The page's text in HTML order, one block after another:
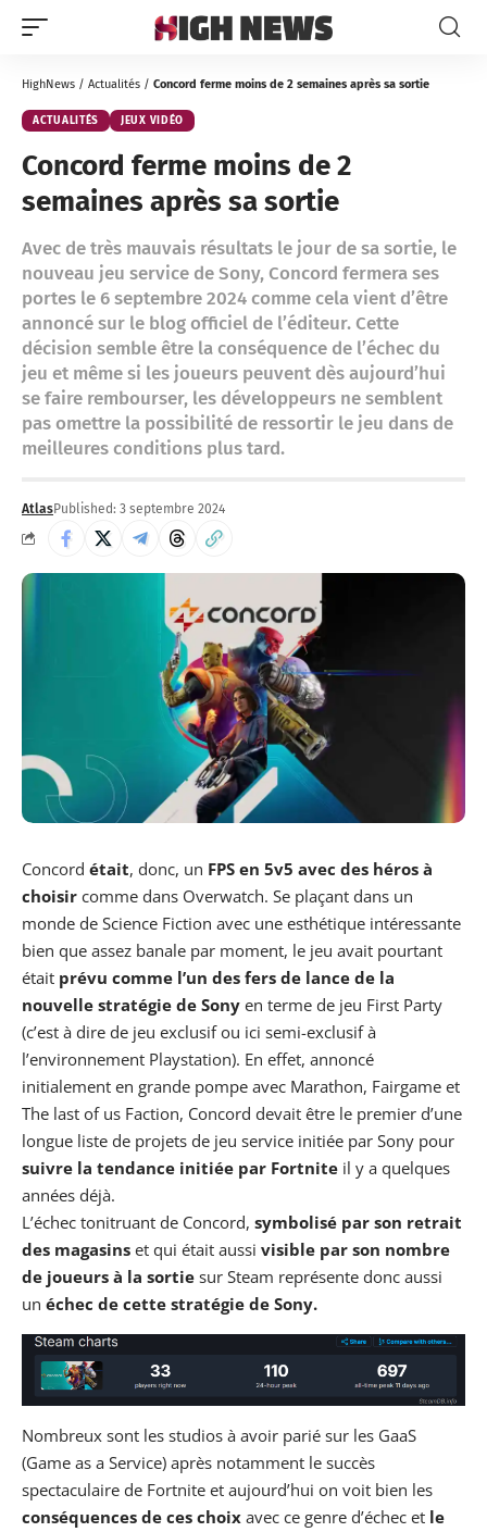
HighNews / Actualités / Concord ferme moins de 2 semaines après sa sortie
ACTUALITÉS JEUX VIDÉO
Concord ferme moins de 2
semaines après sa sortie
Avec de très mauvais résultats le jour de sa sortie, le
nouveau jeu service de Sony, Concord fermera ses
portes le 6 septembre 2024 comme cela vient d’être
annoncé sur le blog officiel de l’éditeur. Cette
décision semble être la conséquence de l’échec du
jeu et même si les joueurs peuvent dès aujourd’hui
se faire rembourser, les développeurs ne semblent
pas omettre la possibilité de ressortir le jeu dans de
meilleures conditions plus tard.
AtlasPublished: 3 septembre 2024
Concord était, donc, un FPS en 5v5 avec des héros à
choisir comme dans Overwatch. Se plaçant dans un
monde de Science Fiction avec une esthétique intéressante
bien que assez banale par moment, le jeu avait pourtant
était prévu comme l’un des fers de lance de la
nouvelle stratégie de Sony en terme de jeu First Party
(c’est à dire de jeu exclusif ou ici semi-exclusif à
l’environnement Playstation). En effet, annoncé
initialement en grande pompe avec Marathon, Fairgame et
The last of us Faction, Concord devait être le premier d’une
longue liste de projets de jeu service initiée par Sony pour
suivre la tendance initiée par Fortnite il y a quelques
années déjà.
L’échec tonitruant de Concord, symbolisé par son retrait
des magasins et qui était aussi visible par son nombre
de joueurs à la sortie sur Steam représente donc aussi
un échec de cette stratégie de Sony.
Nombreux sont les studios à avoir parié sur les GaaS
(Game as a Service) après notamment le succès
spectaculaire de Fortnite et aujourd’hui on voit bien les
conséquences de ces choix avec ce genre d’échec et le